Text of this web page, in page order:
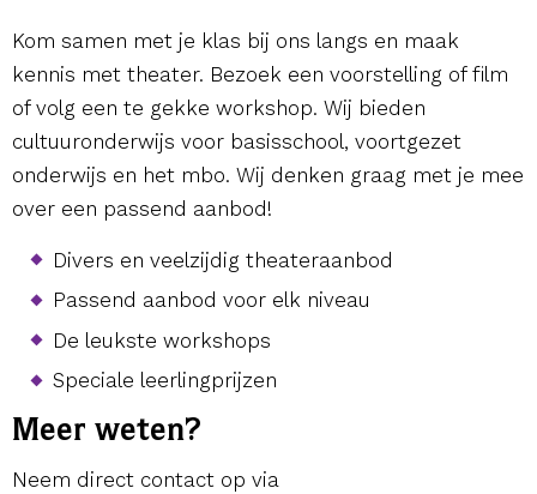
Kom samen met je klas bij ons langs en maak
kennis met theater. Bezoek een voorstelling of film
of volg een te gekke workshop. Wij bieden
cultuuronderwijs voor basisschool, voortgezet
onderwijs en het mbo. Wij denken graag met je mee
over een passend aanbod!
Divers en veelzijdig theateraanbod
Passend aanbod voor elk niveau
De leukste workshops
Speciale leerlingprijzen
Meer weten?
Neem direct contact op via